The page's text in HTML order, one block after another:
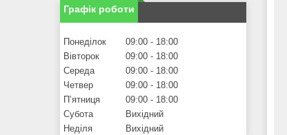
Графік роботи
Понеділок 09:00
18:00
Вівторок
09:00
18:00
Середа
09:00
18:00
Четвер
09:00
18:00
Пʼятниця
09:00
18:00
Субота
Вихідний
Неділя
Вихідний